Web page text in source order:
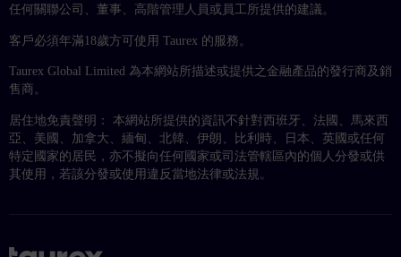
任何關聯公司、董事、高階管理人員或員工所提供的建議。
客戶必須年滿18歲方可使用 Taurex 的服務。
Taurex Global Limited 為本網站所描述或提供之金融產品的發行商及銷
售商。
居住地免責聲明： 本網站所提供的資訊不針對西班牙、法國、馬來西
亞、美國、加拿大、緬甸、北韓、伊朗、比利時、日本、英國或任何
特定國家的居民，亦不擬向任何國家或司法管轄區內的個人分發或供
其使用，若該分發或使用違反當地法律或法規。